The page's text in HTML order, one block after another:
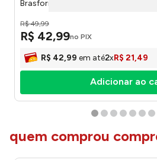
Brasforma
R$ 49,99
R$ 42,99no PIX
R$ 42,99 em até2xR$ 21,49
Adicionar ao
quem comprou